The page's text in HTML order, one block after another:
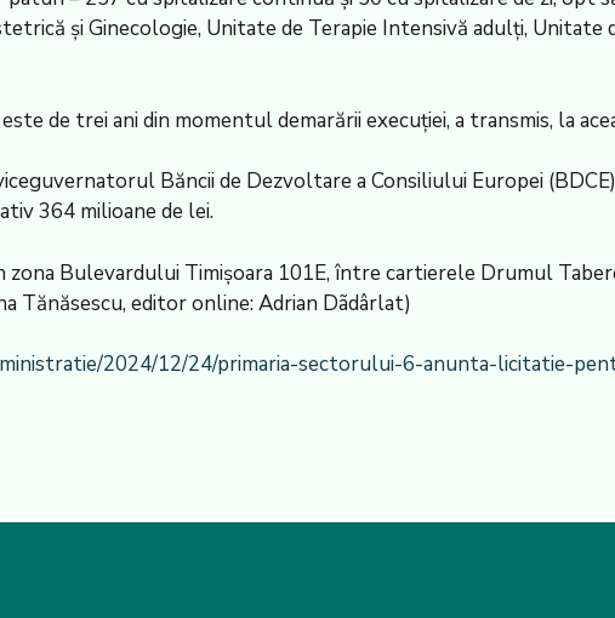
şi Ginecologie, Unitate de Terapie Intensivă adulţi,
de trei ani din momentul demarării execuţiei, a transmis, la
Băncii de Dezvoltare a Consiliului Europei
364 milioane de lei.
Bulevardului Timişoara 101E, între cartierele Drumul
Tănăsescu, editor online: Adrian Dãdârlat)
2024/12/24/primaria-sectorului-6-anunta-licitatie-